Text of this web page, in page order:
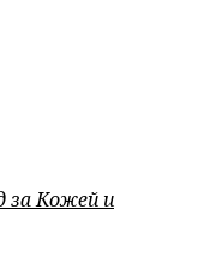
за Кожей и